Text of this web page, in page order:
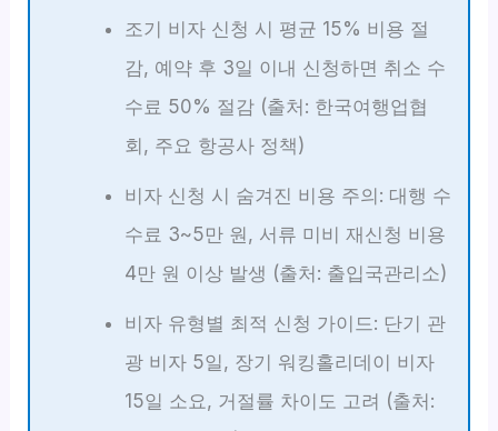
조기 비자 신청 시 평균 15% 비용 절
감, 예약 후 3일 이내 신청하면 취소 수
수료 50% 절감 (출처: 한국여행업협
회, 주요 항공사 정책)
비자 신청 시 숨겨진 비용 주의: 대행 수
수료 3~5만 원, 서류 미비 재신청 비용
4만 원 이상 발생 (출처: 출입국관리소)
비자 유형별 최적 신청 가이드: 단기 관
광 비자 5일, 장기 워킹홀리데이 비자
15일 소요, 거절률 차이도 고려 (출처: